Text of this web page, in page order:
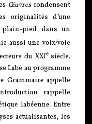
Œuvres condensent
originalités d’une
pied dans un
aussi une voix/voie
du XXIe siècle.
Labé au programme
Grammaire appelle
rappelle
labéenne. Entre
actualisantes, les